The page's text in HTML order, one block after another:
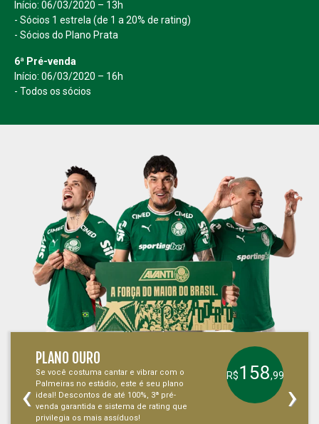
Início: 06/03/2020 – 13h
- Sócios 1 estrela (de 1 a 20% de rating)
- Sócios do Plano Prata
6ª Pré-venda
Início: 06/03/2020 – 16h
- Todos os sócios
PLANO OURO
Se você costuma cantar e vibrar com o
Palmeiras no estádio, este é seu plano
ideal! Descontos de até 100%, 3ª pré-
venda garantida e sistema de rating que
privilegia os mais assíduos!
R$158,99
‹ ›